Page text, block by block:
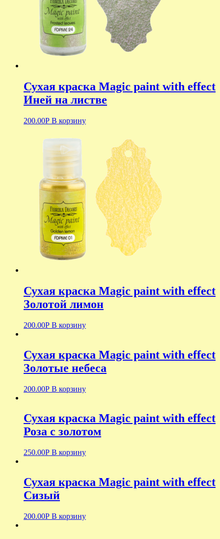
Сухая краска Magic paint with effect
Иней на листве
200.00Р В корзину
Сухая краска Magic paint with effect
Золотой лимон
200.00Р В корзину
Сухая краска Magic paint with effect
Золотые небеса
200.00Р В корзину
Сухая краска Magic paint with effect
Роза с золотом
250.00Р В корзину
Сухая краска Magic paint with effect
Сизый
200.00Р В корзину